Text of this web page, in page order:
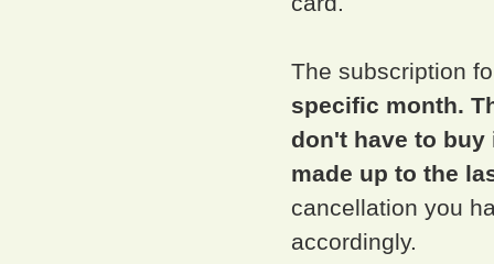
The subscription
specific month.
don't have to buy
made up to the
cancellation you
accordingly.